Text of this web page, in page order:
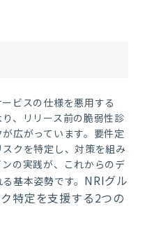
ビスの仕様を悪用する
、リリース前の脆弱性診
広がっています。要件定
クを特定し、対策を組み
の実践が、これからのデ
基本姿勢です。 NRIグル
特定を支援する2つの